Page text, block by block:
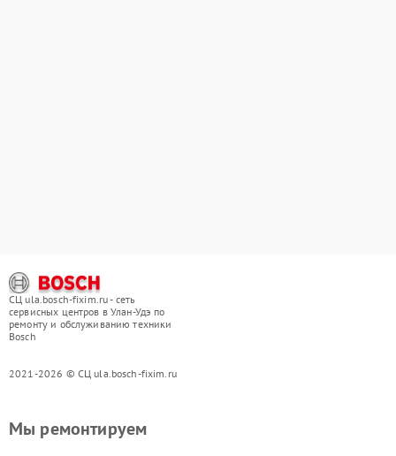
СЦ ula.bosch-fixim.ru - сеть
сервисных центров в Улан-Удэ по
ремонту и обслуживанию техники
Bosch
2021-2026 © СЦ ula.bosch-fixim.ru
Мы ремонтируем